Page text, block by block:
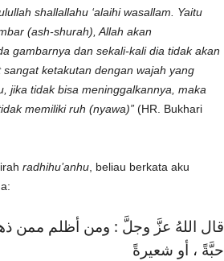
shallallahu ‘alaihi wasallam. Yaitu
(ash-shurah), Allah akan
gambarnya dan sekali-kali dia tidak akan
ketakutan dengan wajah yang
jika tidak bisa meninggalkannya, maka
memiliki ruh (nyawa)”(HR. Bukhari
radhihu’anhu, beliau berkata aku
قال اللهُ عزَّ وجلَّ : ومن أظلم ممن
حبَّةً ، أو شعيرةً